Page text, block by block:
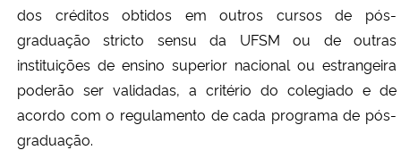
dos créditos obtidos em outros cursos de pós-
graduação stricto sensu da UFSM ou de outras
instituições de ensino superior nacional ou estrangeira
poderão ser validadas, a critério do colegiado e de
acordo com o regulamento de cada programa de pós-
graduação.